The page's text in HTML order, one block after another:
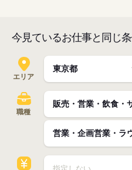
今見ているお仕事と同じ
エリア
職種